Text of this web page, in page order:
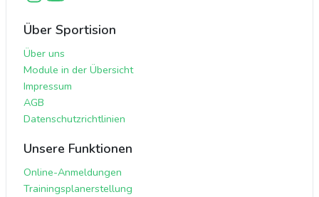
Über Sportision
Über uns
Module in der Übersicht
Impressum
AGB
Datenschutzrichtlinien
Unsere Funktionen
Online-Anmeldungen
Trainingsplanerstellung